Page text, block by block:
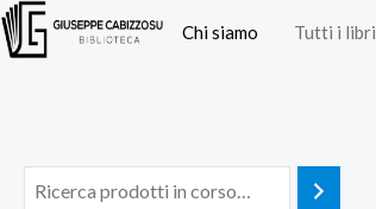
Vai
al
Chi siamo Tutti i libri